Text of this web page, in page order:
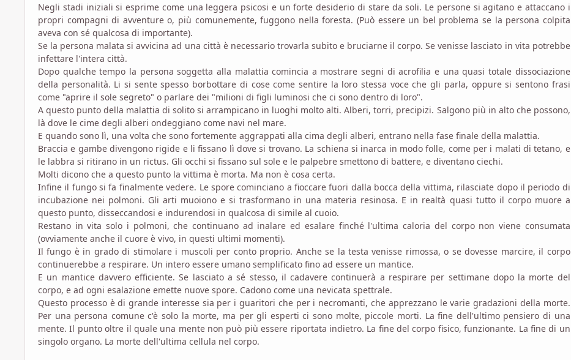
Negli stadi iniziali si esprime come una leggera psicosi e un forte desiderio di stare da soli. Le persone si agitano e attaccano i
propri compagni di avventure o, più comunemente, fuggono nella foresta. (Può essere un bel problema se la persona colpita
aveva con sé qualcosa di importante).
Se la persona malata si avvicina ad una città è necessario trovarla subito e bruciarne il corpo. Se venisse lasciato in vita potrebbe
infettare l'intera città.
Dopo qualche tempo la persona soggetta alla malattia comincia a mostrare segni di acrofilia e una quasi totale dissociazione
della personalità. Li si sente spesso borbottare di cose come sentire la loro stessa voce che gli parla, oppure si sentono frasi
come "aprire il sole segreto" o parlare dei "milioni di figli luminosi che ci sono dentro di loro".
A questo punto della malattia di solito si arrampicano in luoghi molto alti. Alberi, torri, precipizi. Salgono più in alto che possono,
là dove le cime degli alberi ondeggiano come navi nel mare.
E quando sono lì, una volta che sono fortemente aggrappati alla cima degli alberi, entrano nella fase finale della malattia.
Braccia e gambe divengono rigide e li fissano lì dove si trovano. La schiena si inarca in modo folle, come per i malati di tetano, e
le labbra si ritirano in un rictus. Gli occhi si fissano sul sole e le palpebre smettono di battere, e diventano ciechi.
Molti dicono che a questo punto la vittima è morta. Ma non è cosa certa.
Infine il fungo si fa finalmente vedere. Le spore cominciano a fioccare fuori dalla bocca della vittima, rilasciate dopo il periodo di
incubazione nei polmoni. Gli arti muoiono e si trasformano in una materia resinosa. E in realtà quasi tutto il corpo muore a
questo punto, disseccandosi e indurendosi in qualcosa di simile al cuoio.
Restano in vita solo i polmoni, che continuano ad inalare ed esalare finché l'ultima caloria del corpo non viene consumata
(ovviamente anche il cuore è vivo, in questi ultimi momenti).
Il fungo è in grado di stimolare i muscoli per conto proprio. Anche se la testa venisse rimossa, o se dovesse marcire, il corpo
continuerebbe a respirare. Un intero essere umano semplificato fino ad essere un mantice.
E un mantice davvero efficiente. Se lasciato a sé stesso, il cadavere continuerà a respirare per settimane dopo la morte del
corpo, e ad ogni esalazione emette nuove spore. Cadono come una nevicata spettrale.
Questo processo è di grande interesse sia per i guaritori che per i necromanti, che apprezzano le varie gradazioni della morte.
Per una persona comune c'è solo la morte, ma per gli esperti ci sono molte, piccole morti. La fine dell'ultimo pensiero di una
mente. Il punto oltre il quale una mente non può più essere riportata indietro. La fine del corpo fisico, funzionante. La fine di un
singolo organo. La morte dell'ultima cellula nel corpo.